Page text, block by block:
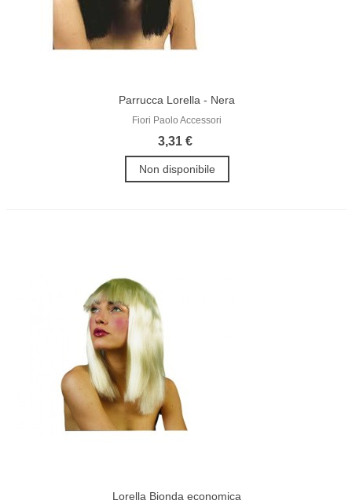
Parrucca Lorella - Nera
Fiori Paolo Accessori
3,31 €
Non disponibile
Lorella Bionda economica